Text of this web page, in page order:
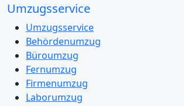
Umzugsservice
Umzugsservice
Behördenumzug
Büroumzug
Fernumzug
Firmenumzug
Laborumzug